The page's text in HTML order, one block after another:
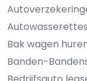
Bak wagen
Banden-